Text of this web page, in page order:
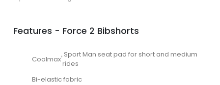
Features - Force 2 Bibshorts
Coolmax® Sport Man seat pad for short and medium
rides
Bi-elastic fabric